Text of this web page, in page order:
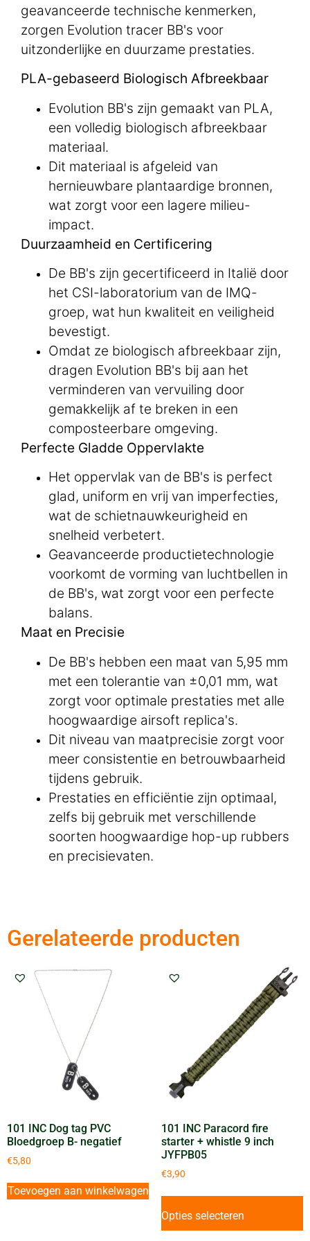
geavanceerde technische kenmerken,
zorgen Evolution tracer BB's voor
uitzonderlijke en duurzame prestaties.
PLA-gebaseerd Biologisch Afbreekbaar
Evolution BB's zijn gemaakt van PLA,
een volledig biologisch afbreekbaar
materiaal.
Dit materiaal is afgeleid van
hernieuwbare plantaardige bronnen,
wat zorgt voor een lagere milieu-
impact.
Duurzaamheid en Certificering
De BB's zijn gecertificeerd in Italië door
het CSI-laboratorium van de IMQ-
groep, wat hun kwaliteit en veiligheid
bevestigt.
Omdat ze biologisch afbreekbaar zijn,
dragen Evolution BB's bij aan het
verminderen van vervuiling door
gemakkelijk af te breken in een
composteerbare omgeving.
Perfecte Gladde Oppervlakte
Het oppervlak van de BB's is perfect
glad, uniform en vrij van imperfecties,
wat de schietnauwkeurigheid en
snelheid verbetert.
Geavanceerde productietechnologie
voorkomt de vorming van luchtbellen in
de BB's, wat zorgt voor een perfecte
balans.
Maat en Precisie
De BB's hebben een maat van 5,95 mm
met een tolerantie van ±0,01 mm, wat
zorgt voor optimale prestaties met alle
hoogwaardige airsoft replica's.
Dit niveau van maatprecisie zorgt voor
meer consistentie en betrouwbaarheid
tijdens gebruik.
Prestaties en efficiëntie zijn optimaal,
zelfs bij gebruik met verschillende
soorten hoogwaardige hop-up rubbers
en precisievaten.
Gerelateerde producten
101 INC Dog tag PVC
Bloedgroep B- negatief
€5,80
Toevoegen aan winkelwagen
101 INC Paracord fire
starter + whistle 9 inch
JYFPB05
€3,90
Opties selecteren